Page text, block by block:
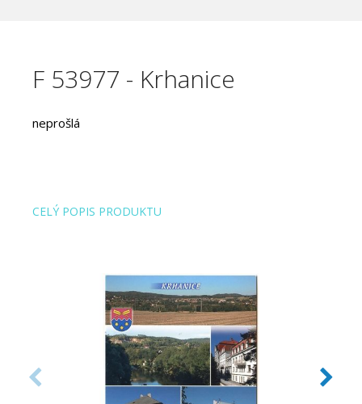
F 53977 - Krhanice
neprošlá
CELÝ POPIS PRODUKTU